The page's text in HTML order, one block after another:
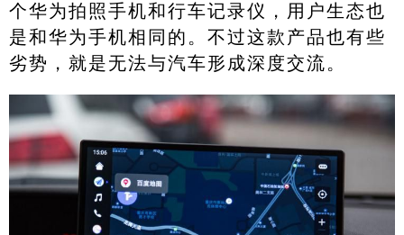
个华为拍照手机和行车记录仪，用户生态也
是和华为手机相同的。不过这款产品也有些
劣势，就是无法与汽车形成深度交流。